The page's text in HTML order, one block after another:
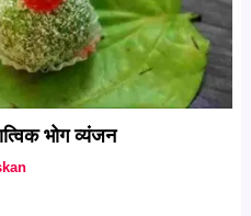
भोग व्यंजन